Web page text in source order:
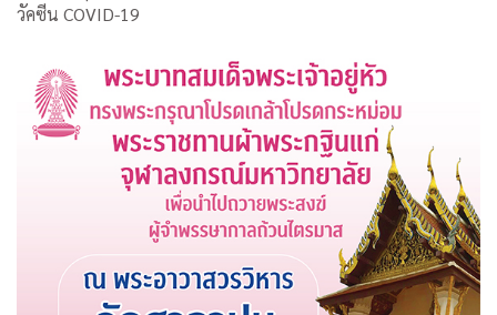
วัคซีน COVID-19